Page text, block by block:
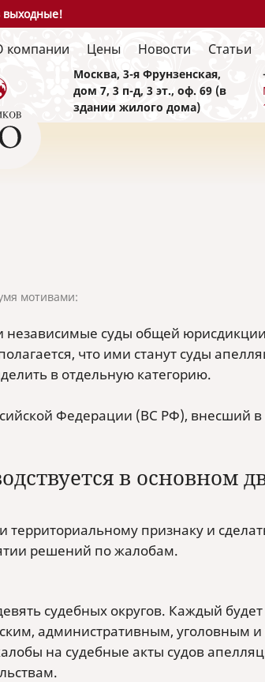
выходные!
компании Цены Новости Статьи
Москва, 3-я Фрунзенская,
дом 7, 3 п-д, 3 эт., оф. 69 (в
здании жилого дома)
мотивами:
независимые суды общей
что ими станут суды
в отдельную категорию.
Федерации (ВС РФ), внесший в
в основном
территориальному признаку и
решений по жалобам.
судебных округов. Каждый будет
административным, уголовным
на судебные акты судов